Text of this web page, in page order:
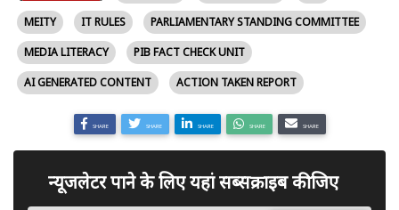
MEITY
IT RULES
PARLIAMENTARY STANDING COMMITTEE
MEDIA LITERACY
PIB FACT CHECK UNIT
AI GENERATED CONTENT
ACTION TAKEN REPORT
SHARE SHARE SHARE SHARE SHARE
न्यूजलेटर पाने के लिए यहां सब्सक्राइब कीजिए